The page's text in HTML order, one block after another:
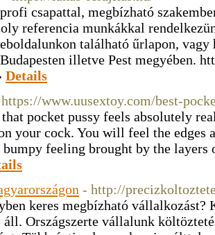
csapattal, megbízható
referencia munkákkal
található űrlapon,
illetve Pest megyében.
Details
www.uusextoy.com/best-
that pocket pussy feels absolutely
your cock. You will feel the edges
feeling brought by the layers
- http://
keres megbízható vállalkozást?
áll. Országszerte vállalunk